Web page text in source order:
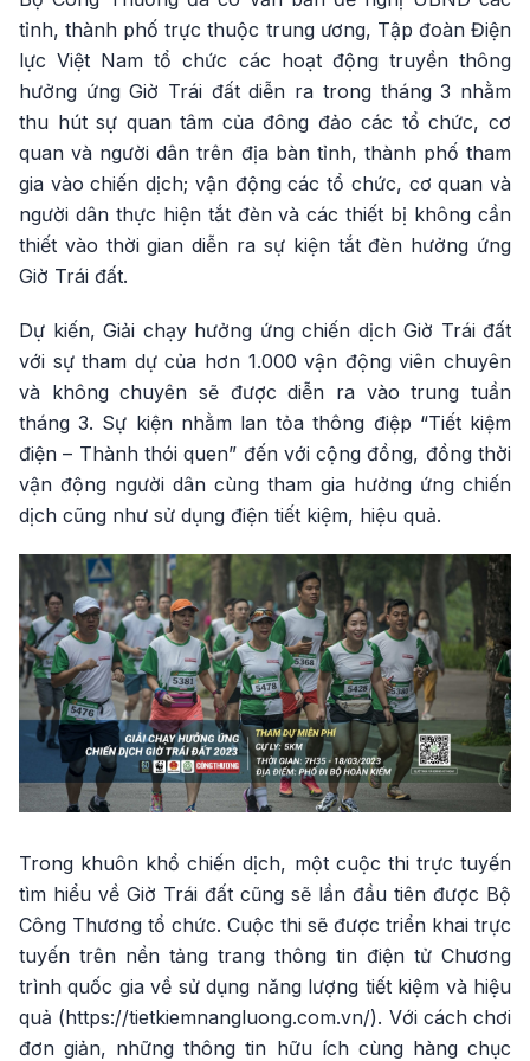
tỉnh, thành phố trực thuộc trung ương, Tập đoàn Điện
lực Việt Nam tổ chức các hoạt động truyền thông
hưởng ứng Giờ Trái đất diễn ra trong tháng 3 nhằm
thu hút sự quan tâm của đông đảo các tổ chức, cơ
quan và người dân trên địa bàn tỉnh, thành phố tham
gia vào chiến dịch; vận động các tổ chức, cơ quan và
người dân thực hiện tắt đèn và các thiết bị không cần
thiết vào thời gian diễn ra sự kiện tắt đèn hưởng ứng
Giờ Trái đất.
Dự kiến, Giải chạy hưởng ứng chiến dịch Giờ Trái đất
với sự tham dự của hơn 1.000 vận động viên chuyên
và không chuyên sẽ được diễn ra vào trung tuần
tháng 3. Sự kiện nhằm lan tỏa thông điệp “Tiết kiệm
điện – Thành thói quen” đến với cộng đồng, đồng thời
vận động người dân cùng tham gia hưởng ứng chiến
dịch cũng như sử dụng điện tiết kiệm, hiệu quả.
Trong khuôn khổ chiến dịch, một cuộc thi trực tuyến
tìm hiểu về Giờ Trái đất cũng sẽ lần đầu tiên được Bộ
Công Thương tổ chức. Cuộc thi sẽ được triển khai trực
tuyến trên nền tảng trang thông tin điện tử Chương
trình quốc gia về sử dụng năng lượng tiết kiệm và hiệu
quả (https://tietkiemnangluong.com.vn/). Với cách chơi
đơn giản, những thông tin hữu ích cùng hàng chục